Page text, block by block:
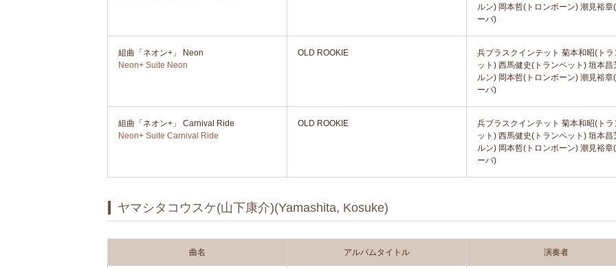
ルン) 岡本哲(トロンボーン) 潮見裕章
ーバ)
組曲「ネオン+」 Neon
Neon+ Suite Neon
OLD ROOKIE
兵ブラスクインテット 菊本和昭(トラ
ット) 西馬健史(トランペット) 垣本昌
ルン) 岡本哲(トロンボーン) 潮見裕章
ーバ)
組曲「ネオン+」 Carnival Ride
Neon+ Suite Carnival Ride
OLD ROOKIE
兵ブラスクインテット 菊本和昭(トラ
ット) 西馬健史(トランペット) 垣本昌
ルン) 岡本哲(トロンボーン) 潮見裕章
ーバ)
ヤマシタコウスケ(山下康介)(Yamashita, Kosuke)
曲名 アルバムタイトル 演奏者